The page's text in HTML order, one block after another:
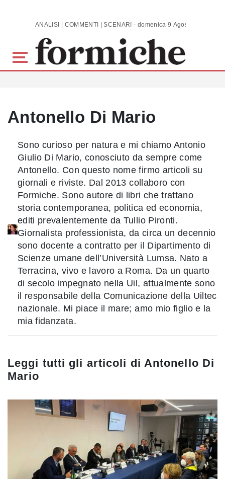
Skip to main content ANALISI | COMMENTI | SCENARI - domenica 9 Agosto 2026
Antonello Di Mario
Sono curioso per natura e mi chiamo Antonio
Giulio Di Mario, conosciuto da sempre come
Antonello. Con questo nome firmo articoli su
giornali e riviste. Dal 2013 collaboro con
Formiche. Sono autore di libri che trattano
storia contemporanea, politica ed economia,
editi prevalentemente da Tullio Pironti.
Giornalista professionista, da circa un decennio
sono docente a contratto per il Dipartimento di
Scienze umane dell’Università Lumsa. Nato a
Terracina, vivo e lavoro a Roma. Da un quarto
di secolo impegnato nella Uil, attualmente sono
il responsabile della Comunicazione della Uiltec
nazionale. Mi piace il mare; amo mio figlio e la
mia fidanzata.
Leggi tutti gli articoli di Antonello Di
Mario